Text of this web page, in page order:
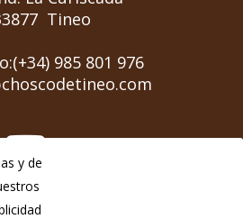
Tineo
985 801 976
y de